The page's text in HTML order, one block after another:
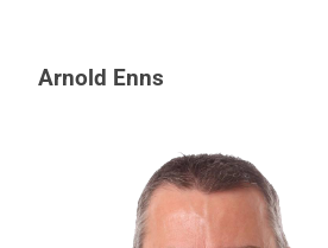
Arnold Enns